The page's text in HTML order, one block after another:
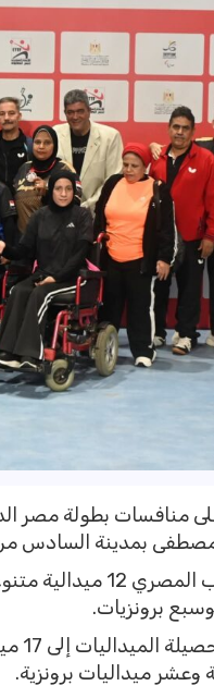
منافسات بطولة مصر
السادس من أكتوبر، خلال
وحقق المنتخب
برونزيات.
وعشر ميداليات برونزية.